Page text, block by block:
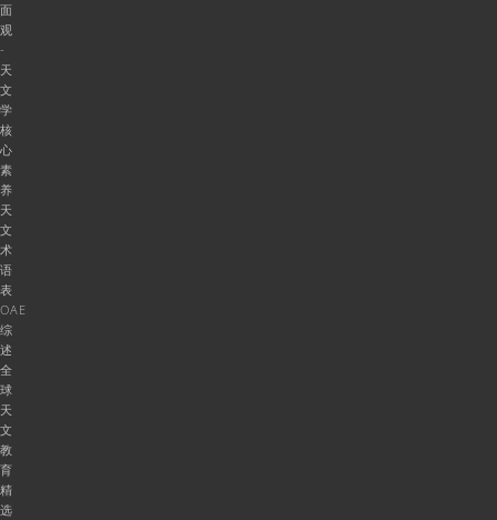
面
观
-
天
文
学
核
心
素
养
天
文
术
语
表
OAE
综
述
全
球
天
文
教
育
精
选